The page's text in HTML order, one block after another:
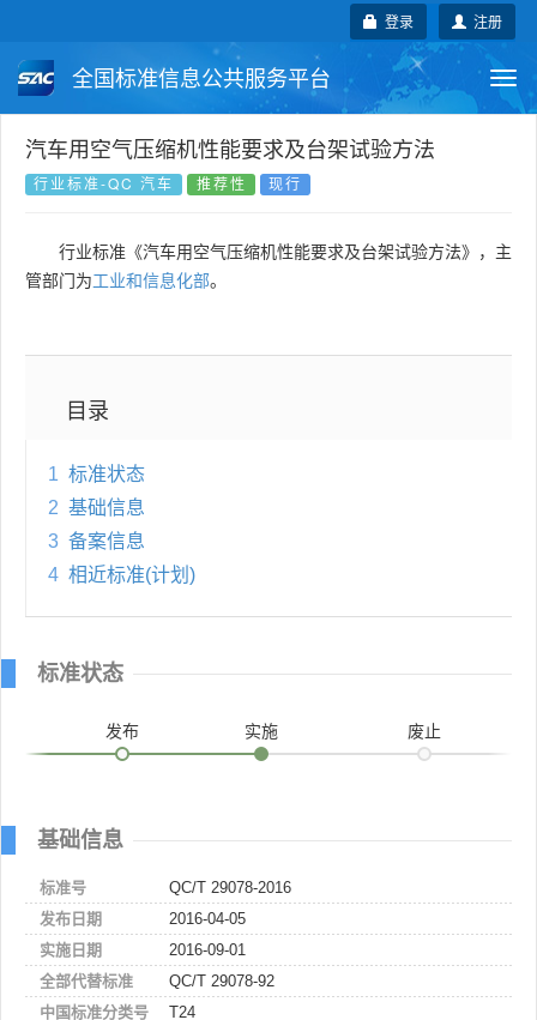
注册
登录
全国标准信息公共服务平台
国家标准 行业标准 地方标准
国外标准 技术委员会
汽车用空气压缩机性能要求及台架试验方法
行业标准-QC 汽车 推荐性 现行
行业标准《汽车用空气压缩机性能要求及台架试验方法》，主
管部门为工业和信息化部。
目录
1 标准状态
2 基础信息
3 备案信息
4 相近标准(计划)
标准状态
发布 实施 废止
基础信息
标准号
QC/T 29078-2016
发布日期
2016-04-05
实施日期
2016-09-01
全部代替标准
QC/T 29078-92
中国标准分类号
T24